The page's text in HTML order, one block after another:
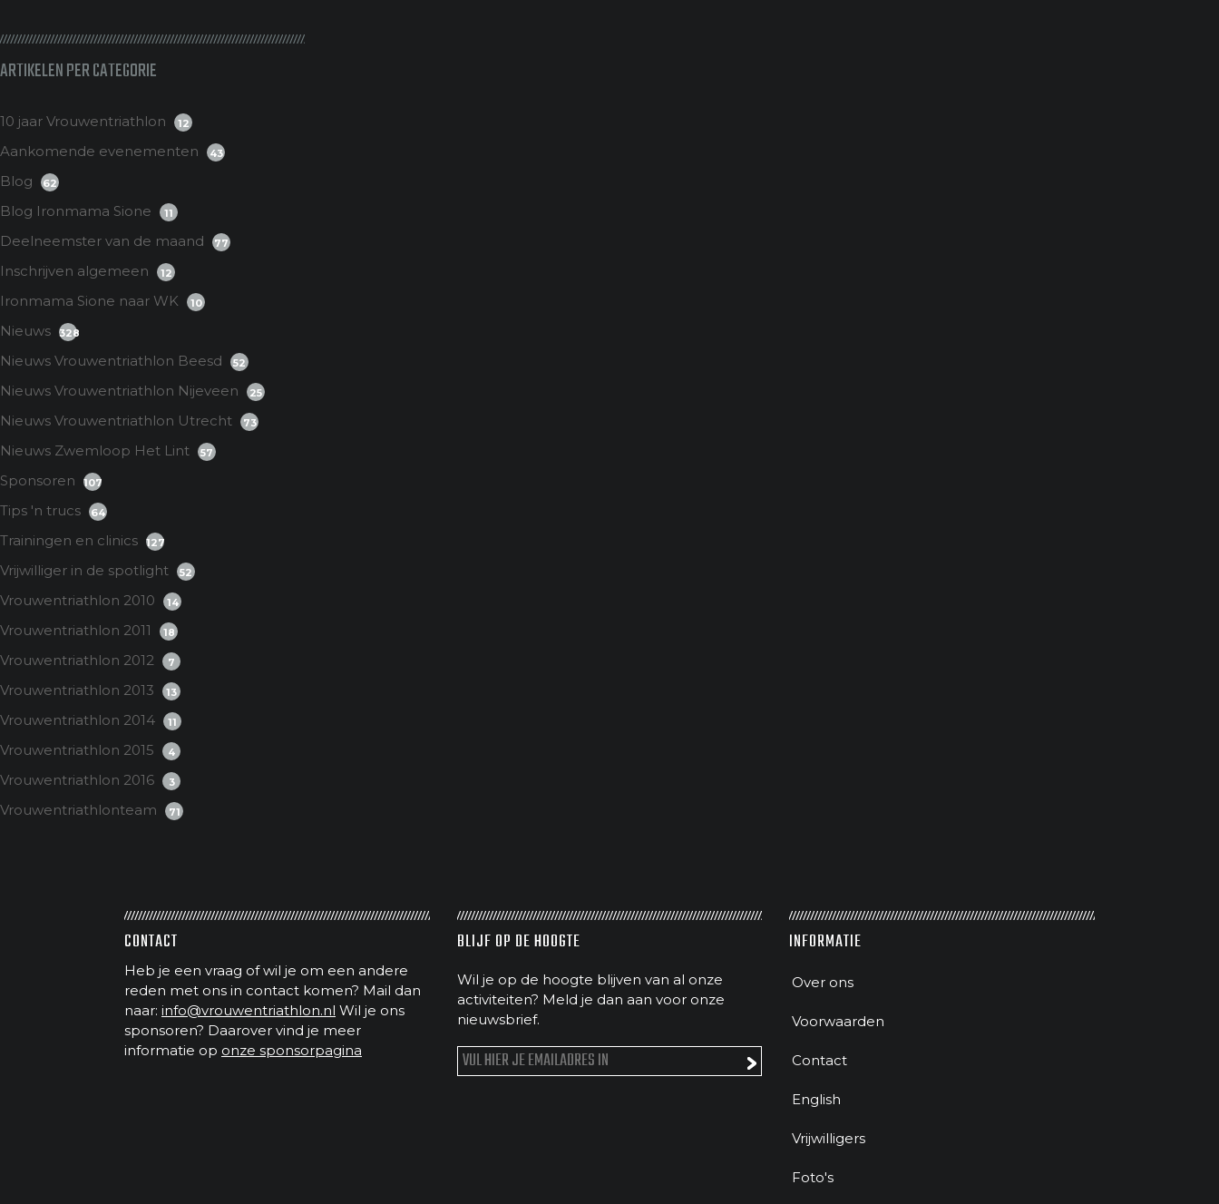
ARTIKELEN PER CATEGORIE
10 jaar Vrouwentriathlon 12
Aankomende evenementen 43
Blog 62
Blog Ironmama Sione 11
Deelneemster van de maand 77
Inschrijven algemeen 12
Ironmama Sione naar WK 10
Nieuws 328
Nieuws Vrouwentriathlon Beesd 52
Nieuws Vrouwentriathlon Nijeveen 25
Nieuws Vrouwentriathlon Utrecht 73
Nieuws Zwemloop Het Lint 57
Sponsoren 107
Tips 'n trucs 64
Trainingen en clinics 127
Vrijwilliger in de spotlight 52
Vrouwentriathlon 2010 14
Vrouwentriathlon 2011 18
Vrouwentriathlon 2012 7
Vrouwentriathlon 2013 13
Vrouwentriathlon 2014 11
Vrouwentriathlon 2015 4
Vrouwentriathlon 2016 3
Vrouwentriathlonteam 71
CONTACT
Heb je een vraag of wil je om een andere
reden met ons in contact komen? Mail dan
naar: info@vrouwentriathlon.nl Wil je ons
sponsoren? Daarover vind je meer
informatie op onze sponsorpagina
BLIJF OP DE HOOGTE
Wil je op de hoogte blijven van al onze
activiteiten? Meld je dan aan voor onze
nieuwsbrief.
INFORMATIE
Over ons
Voorwaarden
Contact
English
Vrijwilligers
Foto's